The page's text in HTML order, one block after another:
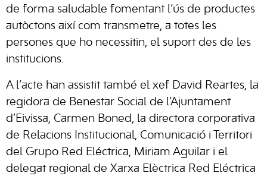
de forma saludable fomentant l’ús de productes
autòctons així com transmetre, a totes les
persones que ho necessitin, el suport des de les
institucions.
A l’acte han assistit també el xef David Reartes, la
regidora de Benestar Social de l’Ajuntament
d’Eivissa, Carmen Boned, la directora corporativa
de Relacions Institucional, Comunicació i Territori
del Grupo Red Eléctrica, Miriam Aguilar i el
delegat regional de Xarxa Elèctrica Red Eléctrica